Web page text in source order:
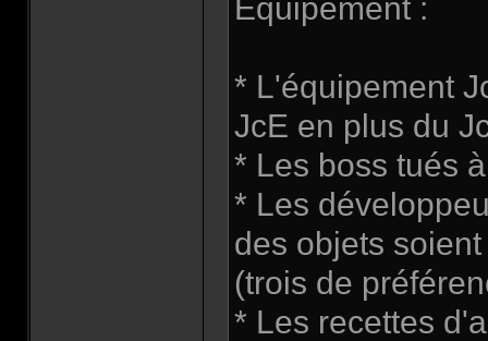
Equipement :
* L'équipement
JcE en plus du
* Les boss tués
* Les
des objets
(trois de
* Les recettes